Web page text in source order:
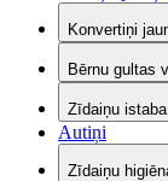
Konvertiņi
Bērnu gultas
Zīdaiņu
Autiņi
Zīdaiņu